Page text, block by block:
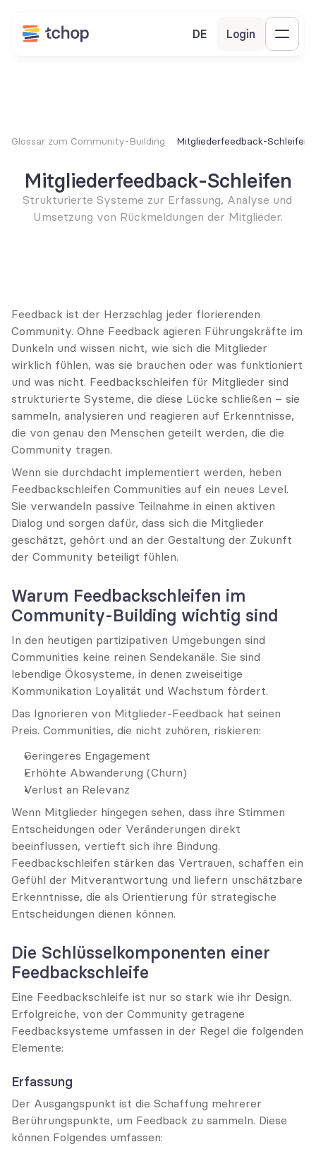
DE Login
Glossar zum Community-Building Mitgliederfeedback-Schleifen
Mitgliederfeedback-Schleifen
Strukturierte Systeme zur Erfassung, Analyse und
Umsetzung von Rückmeldungen der Mitglieder.
Feedback ist der Herzschlag jeder florierenden
Community. Ohne Feedback agieren Führungskräfte im
Dunkeln und wissen nicht, wie sich die Mitglieder
wirklich fühlen, was sie brauchen oder was funktioniert
und was nicht. Feedbackschleifen für Mitglieder sind
strukturierte Systeme, die diese Lücke schließen – sie
sammeln, analysieren und reagieren auf Erkenntnisse,
die von genau den Menschen geteilt werden, die die
Community tragen.
Wenn sie durchdacht implementiert werden, heben
Feedbackschleifen Communities auf ein neues Level.
Sie verwandeln passive Teilnahme in einen aktiven
Dialog und sorgen dafür, dass sich die Mitglieder
geschätzt, gehört und an der Gestaltung der Zukunft
der Community beteiligt fühlen.
Warum Feedbackschleifen im
Community-Building wichtig sind
In den heutigen partizipativen Umgebungen sind
Communities keine reinen Sendekanäle. Sie sind
lebendige Ökosysteme, in denen zweiseitige
Kommunikation Loyalität und Wachstum fördert.
Das Ignorieren von Mitglieder-Feedback hat seinen
Preis. Communities, die nicht zuhören, riskieren:
Geringeres Engagement
Erhöhte Abwanderung (Churn)
Verlust an Relevanz
Wenn Mitglieder hingegen sehen, dass ihre Stimmen
Entscheidungen oder Veränderungen direkt
beeinflussen, vertieft sich ihre Bindung.
Feedbackschleifen stärken das Vertrauen, schaffen ein
Gefühl der Mitverantwortung und liefern unschätzbare
Erkenntnisse, die als Orientierung für strategische
Entscheidungen dienen können.
Die Schlüsselkomponenten einer
Feedbackschleife
Eine Feedbackschleife ist nur so stark wie ihr Design.
Erfolgreiche, von der Community getragene
Feedbacksysteme umfassen in der Regel die folgenden
Elemente:
Erfassung
Der Ausgangspunkt ist die Schaffung mehrerer
Berührungspunkte, um Feedback zu sammeln. Diese
können Folgendes umfassen: